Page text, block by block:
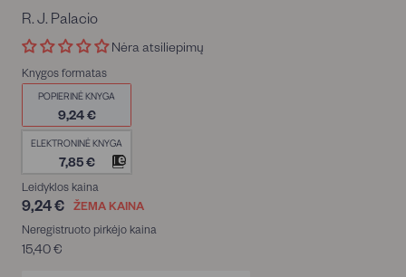
R. J. Palacio
Nėra atsiliepimų
Knygos formatas
POPIERINĖ KNYGA
9,24 €
ELEKTRONINĖ KNYGA
7,85 €
Leidyklos kaina
9,24 € 9,24
ŽEMA KAINA
Neregistruoto pirkėjo kaina
15,40 €